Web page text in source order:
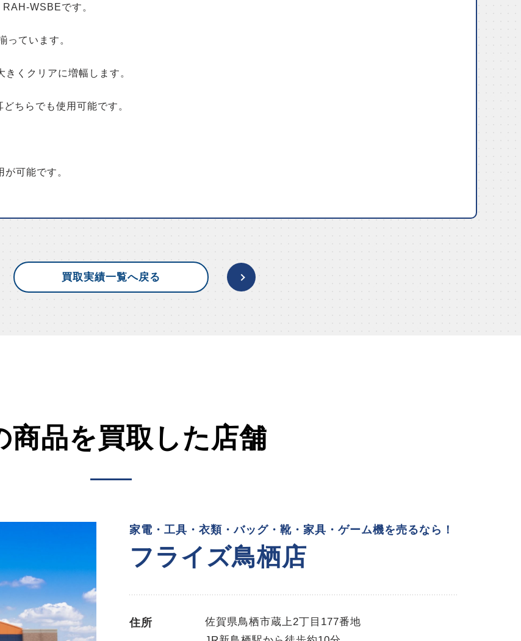
WSBEです。
っています。
くクリアに増幅します。
ちらでも使用可能です。
可能です。
買取実績一覧へ戻る
商品を買取した店舗
家電・工具・衣類・バッグ・靴・家具・ゲーム機を売るなら！
フライズ鳥栖店
住所
佐賀県鳥栖市蔵上2丁目177番地